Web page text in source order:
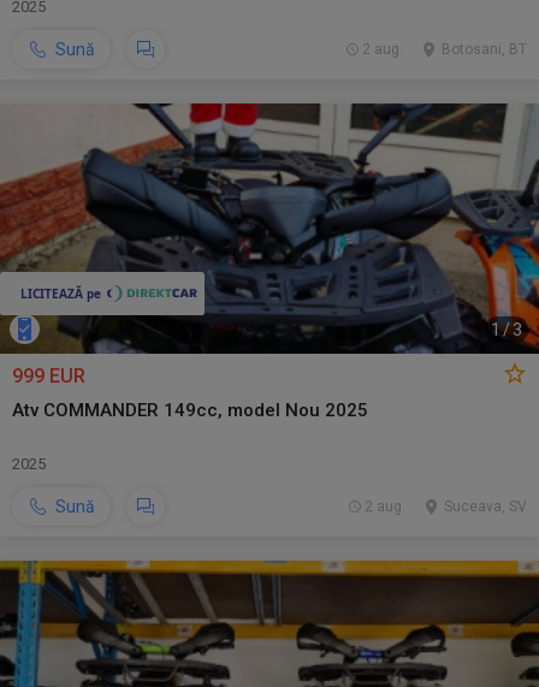
2025
Sună Botosani, BT
2 aug.
1/3
999 EUR
Atv COMMANDER 149cc, model Nou 2025
2025
Sună Suceava, SV
2 aug.